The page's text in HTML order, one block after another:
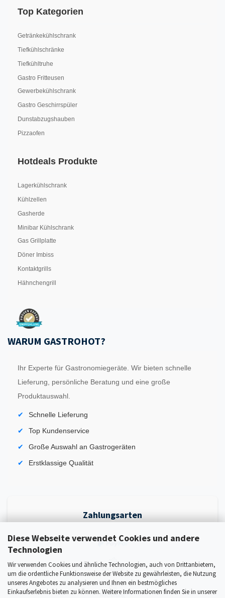
Diese Webseite verwendet Cookies und andere
Technologien
Wir verwenden Cookies und ähnliche Technologien, auch von Drittanbietern,
um die ordentliche Funktionsweise der Website zu gewährleisten, die Nutzung
unseres Angebotes zu analysieren und Ihnen ein bestmögliches
Einkaufserlebnis bieten zu können. Weitere Informationen finden Sie in unserer
Top Kategorien
Getränkekühlschrank
Tiefkühlschränke
Tiefkühltruhe
Gastro Fritteusen
Gewerbekühlschrank
Gastro Geschirrspüler
Dunstabzugshauben
Pizzaofen
Hotdeals Produkte
Lagerkühlschrank
Kühlzellen
Gasherde
Minibar Kühlschrank
Gas Grillplatte
Döner Imbiss
Kontaktgrills
Hähnchengrill
WARUM GASTROHOT?
Ihr Experte für Gastronomiegeräte. Wir bieten schnelle
Lieferung, persönliche Beratung und eine große
Produktauswahl.
Schnelle Lieferung
Top Kundenservice
Große Auswahl an Gastrogeräten
Erstklassige Qualität
Zahlungsarten